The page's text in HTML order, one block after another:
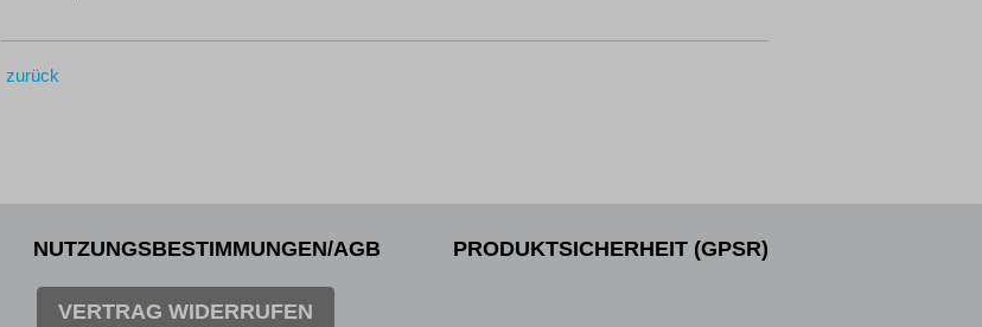
zurück
NUTZUNGSBESTIMMUNGEN/AGB PRODUKTSICHERHEIT (GPSR)
VERTRAG WIDERRUFEN